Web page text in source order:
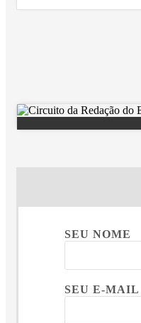
SEU NOME
SEU E-MAIL